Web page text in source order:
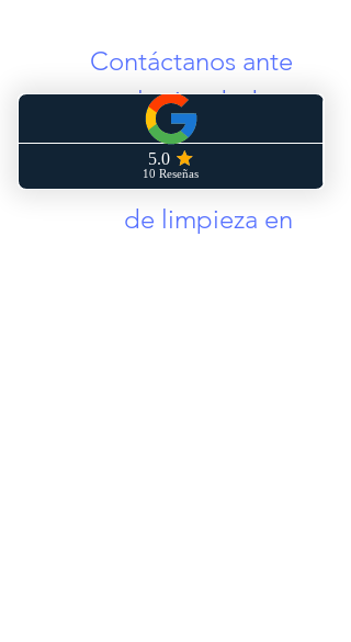
Contáctanos ante
cualquier duda o
consulta sobre
nuestros servicios
de limpieza en